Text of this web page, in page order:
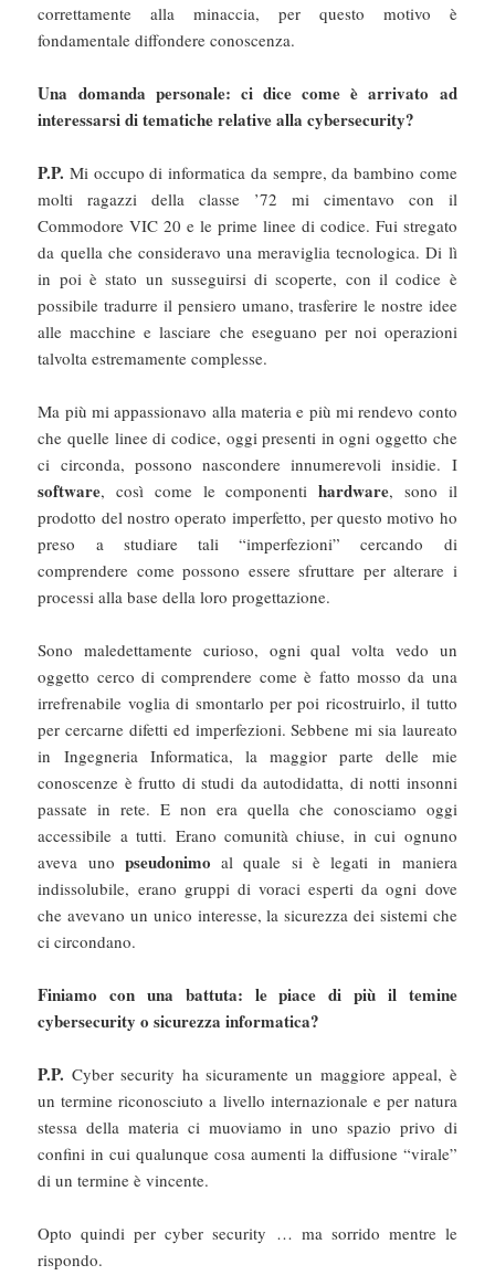
correttamente alla minaccia, per questo motivo è
fondamentale diffondere conoscenza.
Una domanda personale: ci dice come è arrivato ad
interessarsi di tematiche relative alla cybersecurity?
P.P. Mi occupo di informatica da sempre, da bambino come
molti ragazzi della classe ’72 mi cimentavo con il
Commodore VIC 20 e le prime linee di codice. Fui stregato
da quella che consideravo una meraviglia tecnologica. Di lì
in poi è stato un susseguirsi di scoperte, con il codice è
possibile tradurre il pensiero umano, trasferire le nostre idee
alle macchine e lasciare che eseguano per noi operazioni
talvolta estremamente complesse.
Ma più mi appassionavo alla materia e più mi rendevo conto
che quelle linee di codice, oggi presenti in ogni oggetto che
ci circonda, possono nascondere innumerevoli insidie. I
software, così come le componentihardware, sono il
prodotto del nostro operato imperfetto, per questo motivo ho
preso a studiare tali “imperfezioni” cercando di
comprendere come possono essere sfruttare per alterare i
processi alla base della loro progettazione.
Sono maledettamente curioso, ogni qual volta vedo un
oggetto cerco di comprendere come è fatto mosso da una
irrefrenabile voglia di smontarlo per poi ricostruirlo, il tutto
per cercarne difetti ed imperfezioni. Sebbene mi sia laureato
in Ingegneria Informatica, la maggior parte delle mie
conoscenze è frutto di studi da autodidatta, di notti insonni
passate in rete. E non era quella che conosciamo oggi
accessibile a tutti. Erano comunità chiuse, in cui ognuno
aveva uno pseudonimo al quale si è legati in maniera
indissolubile, erano gruppi di voraci esperti da ogni dove
che avevano un unico interesse, la sicurezza dei sistemi che
ci circondano.
Finiamo con una battuta: le piace di più il temine
cybersecurity o sicurezza informatica?
P.P. Cyber security ha sicuramente un maggiore appeal, è
un termine riconosciuto a livello internazionale e per natura
stessa della materia ci muoviamo in uno spazio privo di
confini in cui qualunque cosa aumenti la diffusione “virale”
di un termine è vincente.
Opto quindi per cyber security … ma sorrido mentre le
rispondo.